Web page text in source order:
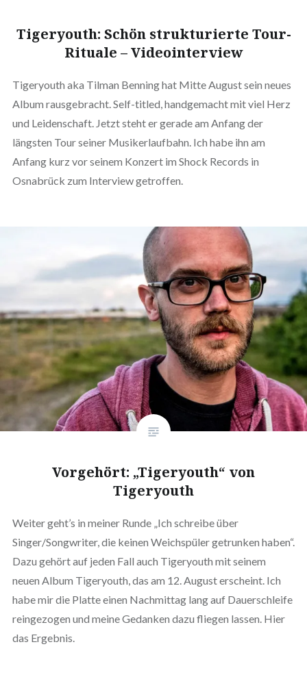
Tigeryouth: Schön strukturierte Tour-
Rituale – Videointerview
Tigeryouth aka Tilman Benning hat Mitte August sein neues
Album rausgebracht. Self-titled, handgemacht mit viel Herz
und Leidenschaft. Jetzt steht er gerade am Anfang der
längsten Tour seiner Musikerlaufbahn. Ich habe ihn am
Anfang kurz vor seinem Konzert im Shock Records in
Osnabrück zum Interview getroffen.
Vorgehört: „Tigeryouth“ von
Tigeryouth
Weiter geht’s in meiner Runde „Ich schreibe über
Singer/Songwriter, die keinen Weichspüler getrunken haben“.
Dazu gehört auf jeden Fall auch Tigeryouth mit seinem
neuen Album Tigeryouth, das am 12. August erscheint. Ich
habe mir die Platte einen Nachmittag lang auf Dauerschleife
reingezogen und meine Gedanken dazu fliegen lassen. Hier
das Ergebnis.